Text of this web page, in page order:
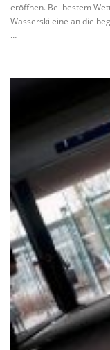
eröffnen. Bei bestem
Wasserskileine an die
…